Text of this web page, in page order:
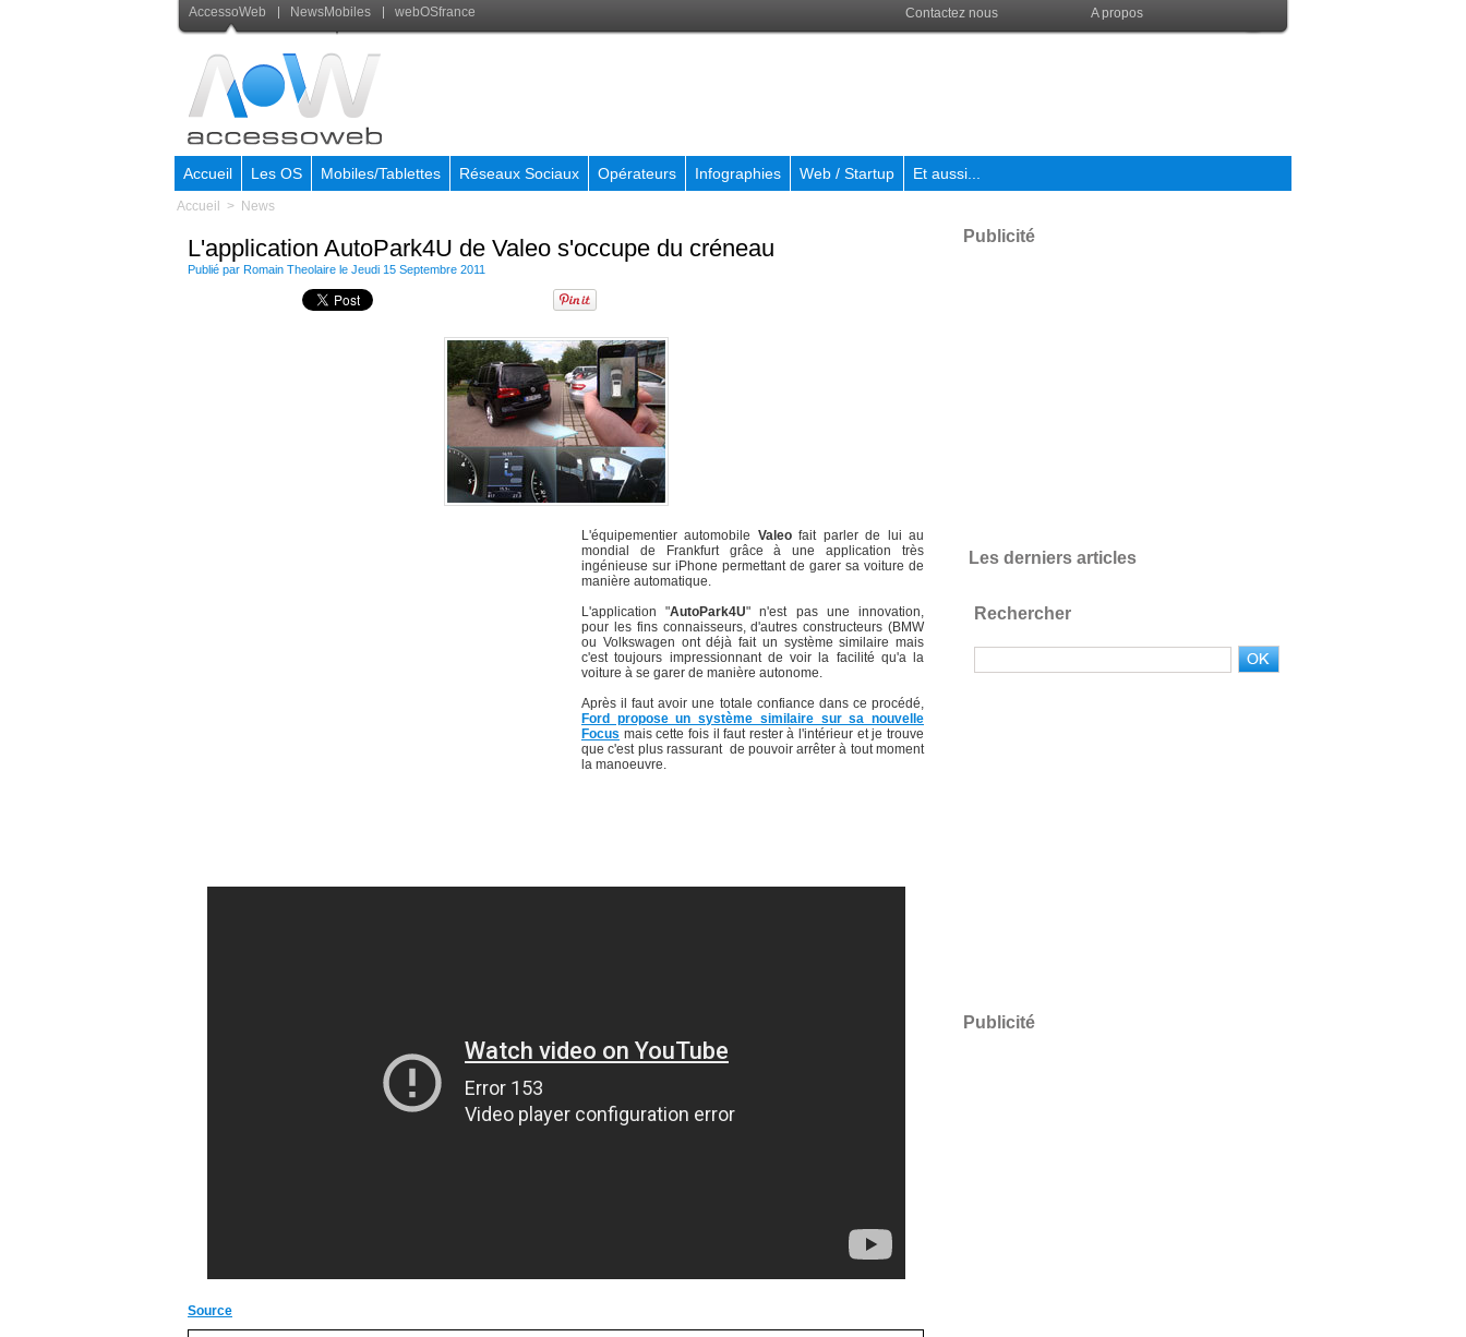
AccessoWeb NewsMobiles webOSfrance Contactez nous A propos
Accueil Les OS Mobiles/Tablettes Réseaux Sociaux Opérateurs Infographies Web / Startup Et aussi...
Accueil > News
L'application AutoPark4U de Valeo s'occupe du créneau
Publié par Romain Theolaire le Jeudi 15 Septembre 2011
L'équipementier automobile Valeofait parler de lui au
mondial de Frankfurt grâce à une application très
ingénieuse sur iPhone permettant de garer sa voiture de
manière automatique.
L'application "AutoPark4U" n'est pas une innovation,
pour les fins connaisseurs, d'autres constructeurs (BMW
ou Volkswagen ont déjà fait un système similaire mais
c'est toujours impressionnant de voir la facilité qu'a la
voiture à se garer de manière autonome.
Après il faut avoir une totale confiance dans ce procédé,
Ford propose un système similaire sur sa nouvelle
Focus mais cette fois il faut rester à l'intérieur et je trouve
que c'est plus rassurant de pouvoir arrêter à tout moment
la manoeuvre.
Source
Publicité
Les derniers articles
Rechercher
Publicité